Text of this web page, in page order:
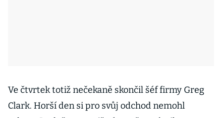
Ve čtvrtek totiž nečekaně skončil šéf firmy Greg
Clark. Horší den si pro svůj odchod nemohl